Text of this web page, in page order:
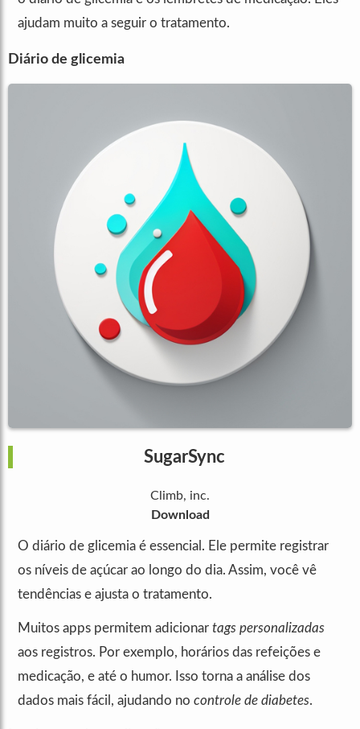
ajudam muito a seguir o tratamento.
Diário de glicemia
SugarSync
Climb, inc.
Download
O diário de glicemia é essencial. Ele permite registrar
os níveis de açúcar ao longo do dia. Assim, você vê
tendências e ajusta o tratamento.
Muitos apps permitem adicionar tags personalizadas
aos registros. Por exemplo, horários das refeições e
medicação, e até o humor. Isso torna a análise dos
dados mais fácil, ajudando no controle de diabetes.